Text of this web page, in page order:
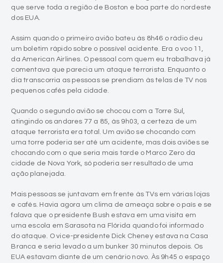
que serve toda a região de Boston e boa parte do nordeste
dos EUA.
Assim quando o primeiro avião bateu às 8h46 o rádio deu
um boletim rápido sobre o possível acidente. Era o voo 11,
da American Airlines. O pessoal com quem eu trabalhava já
comentava que parecia um ataque terrorista. Enquanto o
dia transcorria as pessoas se prendiam às telas de TV nos
pequenos cafés pela cidade.
Quando o segundo avião se chocou com a Torre Sul,
atingindo os andares 77 a 85, às 9h03, a certeza de um
ataque terrorista era total. Um avião se chocando com
uma torre poderia ser até um acidente, mas dois aviões se
chocando com o que seria mais tarde o Marco Zero da
cidade de Nova York, só poderia ser resultado de uma
ação planejada.
Mais pessoas se juntavam em frente às TVs em várias lojas
e cafés. Havia agora um clima de ameaça sobre o país e se
falava que o presidente Bush estava em uma visita em
uma escola em Sarasota na Flórida quando foi informado
do ataque. O vice-presidente Dick Cheney estava na Casa
Branca e seria levado a um bunker 30 minutos depois. Os
EUA estavam diante de um cenário novo. Às 9h45 o espaço